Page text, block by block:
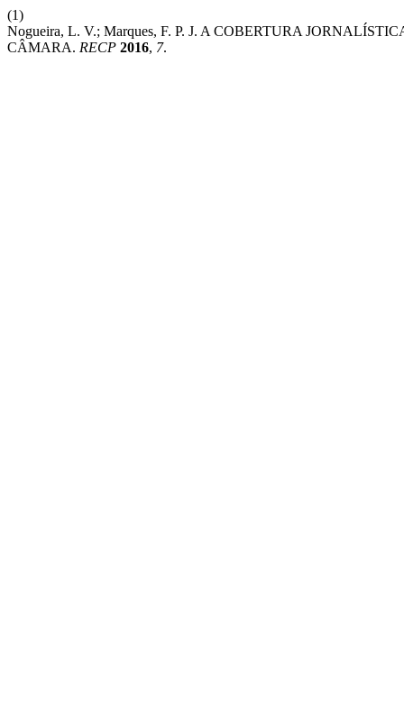
(1)
Nogueira, L. V.; Marques, F. P. J. A COBERTURA
CÂMARA. RECP 2016, 7.